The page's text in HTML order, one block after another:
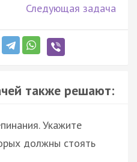
Следующая задача
также решают:
Укажите
должны стоять